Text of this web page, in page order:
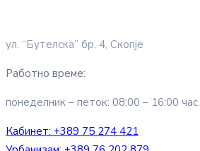
ул. “Бутелска” бр. 4, Скопје
Работно време:
понеделник – петок: 08:00 – 16:00 час.
Кабинет: +389 75 274 421